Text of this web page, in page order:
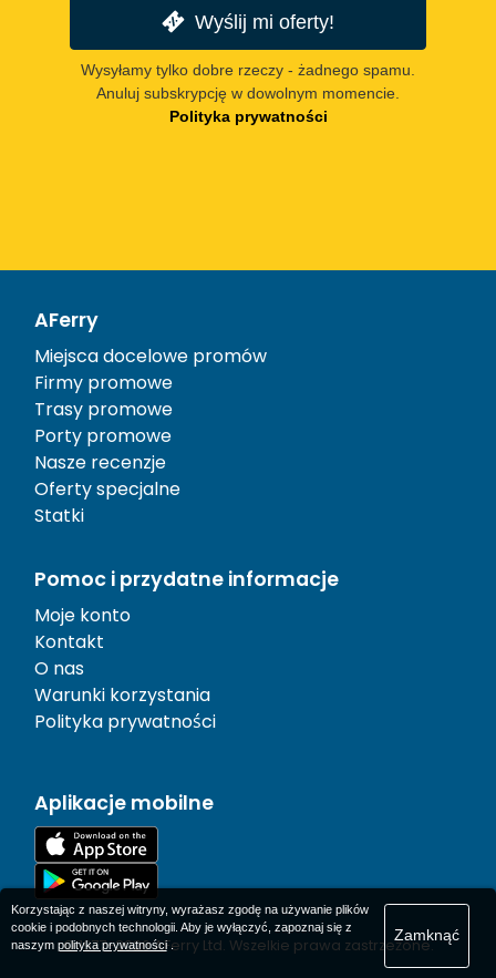
Wyślij mi oferty!
Wysyłamy tylko dobre rzeczy - żadnego spamu.
Anuluj subskrypcję w dowolnym momencie.
Polityka prywatności
AFerry
Miejsca docelowe promów
Firmy promowe
Trasy promowe
Porty promowe
Nasze recenzje
Oferty specjalne
Statki
Pomoc i przydatne informacje
Moje konto
Kontakt
O nas
Warunki korzystania
Polityka prywatności
Aplikacje mobilne
© 1977-2026AFerry Ltd. Wszelkie prawa zastrzeżone.
Korzystając z naszej witryny, wyrażasz zgodę na używanie plików
cookie i podobnych technologii. Aby je wyłączyć, zapoznaj się z
naszym polityka prywatności.
Zamknąć